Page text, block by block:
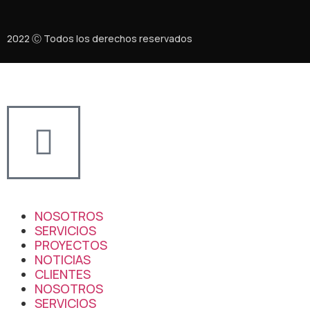
2022 Ⓒ Todos los derechos reservados
NOSOTROS
SERVICIOS
PROYECTOS
NOTICIAS
CLIENTES
NOSOTROS
SERVICIOS